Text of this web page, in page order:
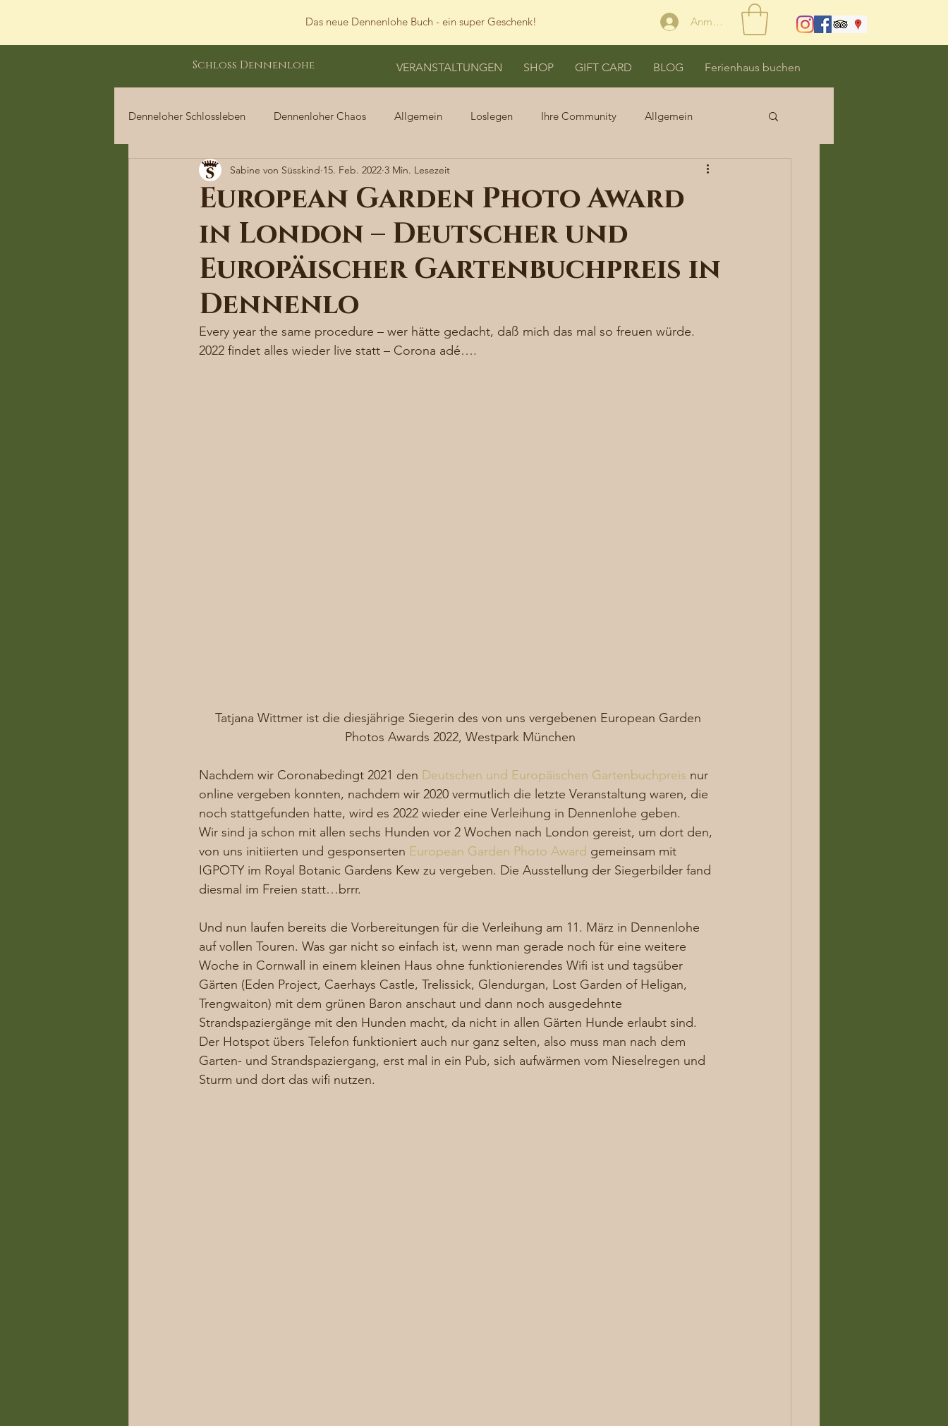
Das neue Dennenlohe Buch - ein super Geschenk! Anmelden
Schloss Dennenlohe VERANSTALTUNGEN SHOP GIFT CARD BLOG Ferienhaus buchen
Denneloher Schlossleben Dennenloher Chaos Allgemein Loslegen Ihre Community Allgemein
Dennenloher Schlossleben
European Garden Photo Award
in London – Deutscher und
Europäischer Gartenbuchpreis in
Dennenlo
Sabine von Süsskind 15. Feb. 2022 3 Min. Lesezeit
Every year the same procedure – wer hätte gedacht, daß mich das mal so freuen würde.
2022 findet alles wieder live statt – Corona adé….
Tatjana Wittmer ist die diesjährige Siegerin des von uns vergebenen European Garden
Photos Awards 2022, Westpark München
Nachdem wir Coronabedingt 2021 den Deutschen und Europäischen Gartenbuchpreis nur
online vergeben konnten, nachdem wir 2020 vermutlich die letzte Veranstaltung waren, die
noch stattgefunden hatte, wird es 2022 wieder eine Verleihung in Dennenlohe geben.
Wir sind ja schon mit allen sechs Hunden vor 2 Wochen nach London gereist, um dort den,
von uns initiierten und gesponserten European Garden Photo Award gemeinsam mit
IGPOTY im Royal Botanic Gardens Kew zu vergeben. Die Ausstellung der Siegerbilder fand
diesmal im Freien statt…brrr.
Und nun laufen bereits die Vorbereitungen für die Verleihung am 11. März in Dennenlohe
auf vollen Touren. Was gar nicht so einfach ist, wenn man gerade noch für eine weitere
Woche in Cornwall in einem kleinen Haus ohne funktionierendes Wifi ist und tagsüber
Gärten (Eden Project, Caerhays Castle, Trelissick, Glendurgan, Lost Garden of Heligan,
Trengwaiton) mit dem grünen Baron anschaut und dann noch ausgedehnte
Strandspaziergänge mit den Hunden macht, da nicht in allen Gärten Hunde erlaubt sind.
Der Hotspot übers Telefon funktioniert auch nur ganz selten, also muss man nach dem
Garten- und Strandspaziergang, erst mal in ein Pub, sich aufwärmen vom Nieselregen und
Sturm und dort das wifi nutzen.